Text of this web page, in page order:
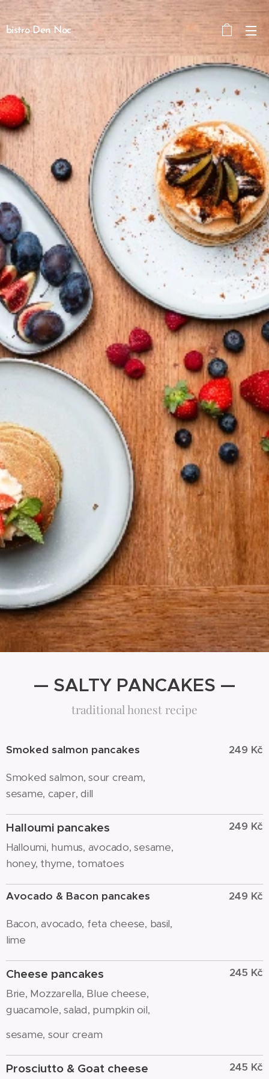
bistro Den Noc
— SALTY PANCAKES —
traditional honest recipe
Smoked salmon pancakes
Smoked salmon, sour cream,
sesame, caper, dill
249 Kč
Halloumi pancakes
Halloumi, humus, avocado, sesame,
honey, thyme, tomatoes
249 Kč
Avocado & Bacon pancakes
Bacon, avocado, feta cheese, basil,
lime
249 Kč
Cheese pancakes
Brie, Mozzarella, Blue cheese,
guacamole, salad, pumpkin oil,
sesame, sour cream
245 Kč
Prosciutto & Goat cheese
245 Kč